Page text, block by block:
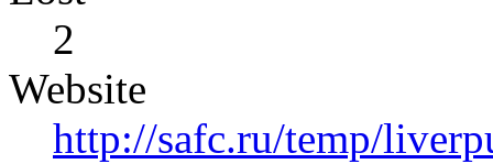
2
Website
http://safc.ru/temp/